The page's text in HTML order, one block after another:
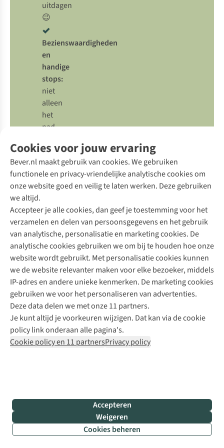
uitdagen
😉
Bezienswaardigheden
en
handige
stops:
niet
alleen
het
pad
is
interessant,
ook
de
eromheen!
Stem
je
route
af
op
uitzichtpunten,
historische
plekken
of
handige
rustpunten
Cookies voor jouw ervaring
Bever.nl maakt gebruik van cookies. We gebruiken
functionele en privacy-vriendelijke analytische cookies om
onze website goed en veilig te laten werken. Deze gebruiken
we altijd.
Accepteer je alle cookies, dan geef je toestemming voor het
verzamelen en delen van persoonsgegevens en het gebruik
van analytische, personalisatie en marketing cookies. De
analytische cookies gebruiken we om bij te houden hoe onze
website wordt gebruikt. Met personalisatie cookies kunnen
we de website relevanter maken voor elke bezoeker, middels
IP-adres en andere unieke kenmerken. De marketing cookies
gebruiken we voor het personaliseren van advertenties.
Deze data delen we met onze 11 partners.
Je kunt altijd je voorkeuren wijzigen. Dat kan via de cookie
policy link onderaan alle pagina's.
Cookie policy en 11 partnersPrivacy policy
Accepteren
Weigeren
Cookies beheren